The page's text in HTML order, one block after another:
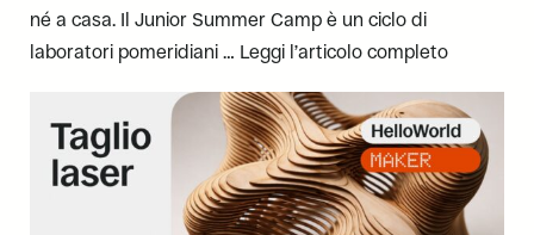
né a casa. Il Junior Summer Camp è un ciclo di
laboratori pomeridiani … Leggi l’articolo completo